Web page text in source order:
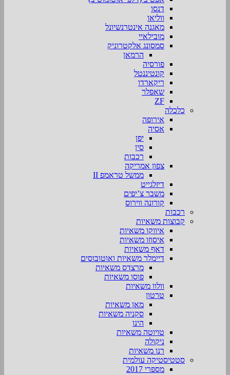
דנסו
ווליאו
מאגנה אינטרנשיונל
מובילאיי
סמסונג אלקטרוניק
הרמאן
פורסיה
קונטיננטל
ריקארדו
שאפלר
ZF
כלכלה
אירופה
אסיה
יפן
סין
רכבות
צפון אמריקה
ממשל טראמפ II
דיזלגייט
משבר צ’יפים
קורונה ווירוס
רכבות
קבוצות משאיות
איווקו משאיות
איסוזו משאיות
דאף משאיות
דיימלר משאיות ואוטובוסים
מרצדס משאיות
פוסו משאיות
וולוו משאיות
טרטון
מאן משאיות
סקניה משאיות
הינו
טויוטה משאיות
ניקולה
רנו משאיות
סטטיסטיקה עולמית
מספרי 2017